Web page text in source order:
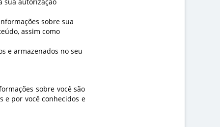
sobre sua
assim como
e armazenados no seu
sobre você são
e por você conhecidos e